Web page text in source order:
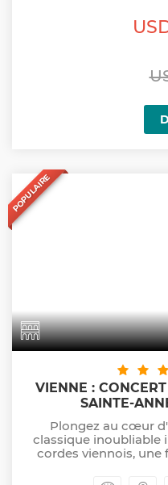
POPULAIRE
VIENNE :
SAINTE-
Plongez au cœur
classique inoubliable
cordes viennois, une